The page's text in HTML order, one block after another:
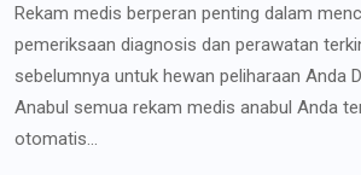
Rekam medis berperan penting dalam
pemeriksaan diagnosis dan perawatan
sebelumnya untuk hewan peliharaan Anda
Anabul semua rekam medis anabul Anda
otomatis...